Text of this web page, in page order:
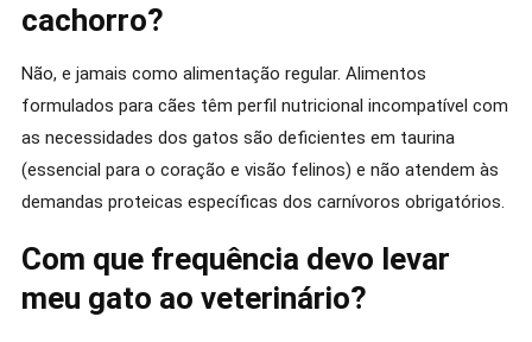
cachorro?
Não, e jamais como alimentação regular. Alimentos
formulados para cães têm perfil nutricional incompatível com
as necessidades dos gatos são deficientes em taurina
(essencial para o coração e visão felinos) e não atendem às
demandas proteicas específicas dos carnívoros obrigatórios.
Com que frequência devo levar
meu gato ao veterinário?